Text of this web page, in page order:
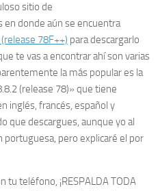
sitio de
en donde aún se encuentra
78F++) para descargarlo
te vas a encontrar ahí son varias
la más popular es la
(release 78)» que tiene
inglés, francés, español y
que descargues, aunque yo al
pero explicaré el por
tu teléfono, ¡RESPALDA TODA